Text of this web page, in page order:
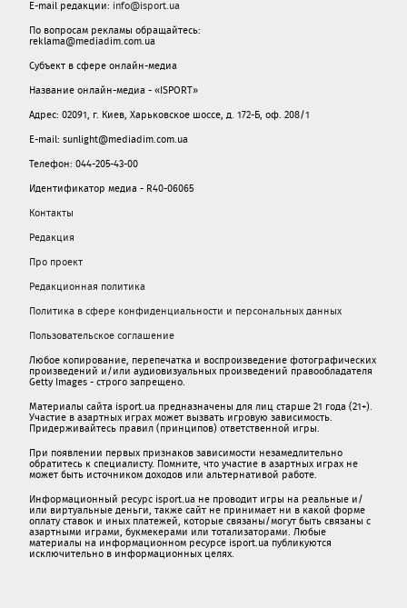
E-mail редакции: info@isport.ua
По вопросам рекламы обращайтесь:
reklama@mediadim.com.ua
Субъект в сфере онлайн-медиа
Название онлайн-медиа - «ISPORT»
Адрес: 02091, г. Киев, Харьковское шоссе, д. 172-Б, оф. 208/1
E-mail: sunlight@mediadim.com.ua
Телефон: 044-205-43-00
Идентификатор медиа - R40-06065
Контакты
Редакция
Про проект
Редакционная политика
Политика в сфере конфиденциальности и персональных данных
Пользовательское соглашение
Любое копирование, перепечатка и воспроизведение фотографических
произведений и/или аудиовизуальных произведений правообладателя
Getty Images - строго запрещено.
Материалы сайта isport.ua предназначены для лиц старше 21 года (21+).
Участие в азартных играх может вызвать игровую зависимость.
Придерживайтесь правил (принципов) ответственной игры.
При появлении первых признаков зависимости незамедлительно
обратитесь к специалисту. Помните, что участие в азартных играх не
может быть источником доходов или альтернативой работе.
Информационный ресурс isport.ua не проводит игры на реальные и/
или виртуальные деньги, также сайт не принимает ни в какой форме
oплaту ставок и иных платежей, которые связаны/могут быть связаны c
азартными игрaми, букмекерами или тотализаторами. Любые
материалы на информационном ресурсе isport.ua публикуютcя
исключительно в информационных целях.